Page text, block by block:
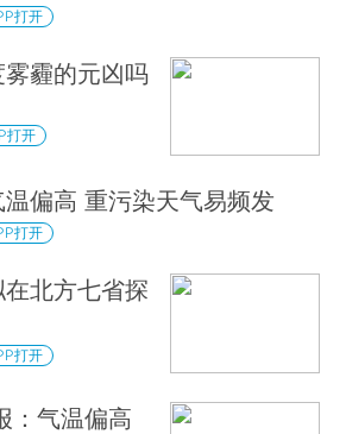
打开
霾的元凶吗
打开
偏高 重污染天气易频发
打开
北方七省探
打开
：气温偏高